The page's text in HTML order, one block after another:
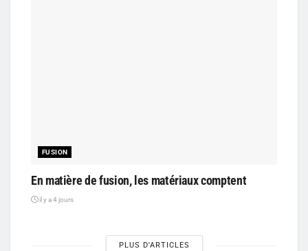
FUSION
En matière de fusion, les matériaux comptent
il y a 4 jours
PLUS D'ARTICLES